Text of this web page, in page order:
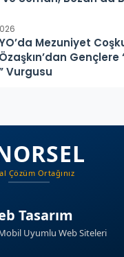
Mezuniyet
Gençlere
Vurgusu